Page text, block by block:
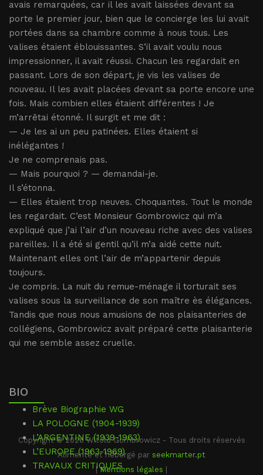
avais remarquées, car il les avait laissées devant sa
porte le premier jour, bien que le concierge les lui avait
portées dans sa chambre comme à nous tous. Les
valises étaient éblouissantes. S’il avait voulu nous
impressionner, il avait réussi. Chacun les regardait en
passant. Lors de son départ, je vis les valises de
nouveau. Il les avait placées devant sa porte encore une
fois. Mais combien elles étaient différentes ! Je
m’arrêtai étonné. Il surgit et me dit :
— Je les ai un peu patinées. Elles étaient si
inélégantes !
Je ne comprenais pas.
— Mais pourquoi ? — demandai-je.
Il s’étonna.
— Elles étaient trop neuves. Choquantes. Tout le monde
les regardait. C’est Monsieur Gombrowicz qui m’a
expliqué que j’ai l’air d’un nouveau riche avec des valises
pareilles. Il a été si gentil qu’il m’a aidé cette nuit.
Maintenant elles ont l’air de m’appartenir depuis
toujours.
Je compris. La nuit du remue-ménage il torturait ses
valises sous la surveillance de son maître ès élégances.
Tandis que nous nous amusions de nos plaisanteries de
collégiens, Gombrowicz avait préparé cette plaisanterie
qui me semble assez cruelle.
BIO
Brève Biographie WG
LA POLOGNE (1904-1939)
L’ARGENTINE (1939-1963)
L’EUROPE (1963-1969)
TRAVAUX CRITIQUES
Copyright © 2026 Witold Gombrowicz - Tous droits réservés
Alimenté et hébergé par seekmarter.pt
|Mentions légales